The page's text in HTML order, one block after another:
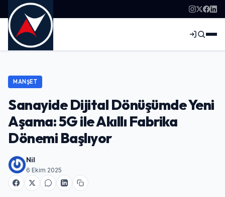
MANŞET
Sanayide Dijital Dönüşümde Yeni
Aşama: 5G ile Akıllı Fabrika
Dönemi Başlıyor
Nil
6 Ekim 2025